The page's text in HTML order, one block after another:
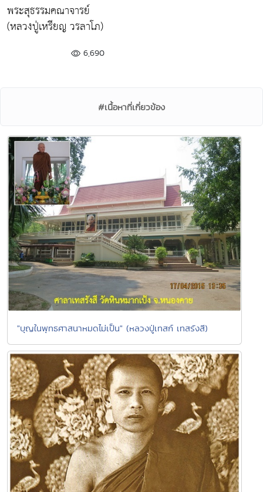
พระสุธรรมคณาจารย์
(หลวงปู่เหรียญ วรลาโภ)
6,690
#เนื้อหาที่เกี่ยวข้อง
"บุญในพุทธศาสนาหมดไม่เป็น" (หลวงปู่เทสก์ เทสรังสี)